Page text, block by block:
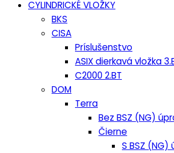
CYLINDRICKÉ VLOŽKY
BKS
CISA
Príslušenstvo
ASIX dierkavá vložka
C2000 2.BT
DOM
Terra
Bez BSZ (NG)
Čierne
S BSZ (NG)